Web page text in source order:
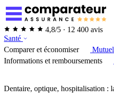
4,8/5 · 12 400 avis
Santé
Comparer et économiser
Informations et remboursements
Dentaire, optique, hospitalisation :